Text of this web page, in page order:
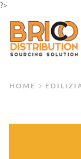
?>
HOME